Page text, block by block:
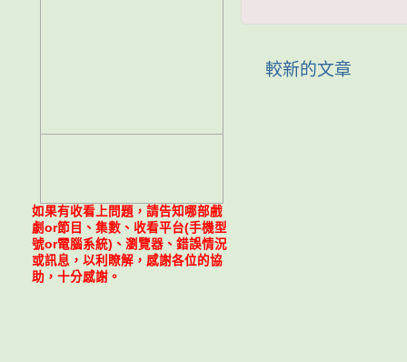
較新的文章
如果有收看上問題，請告知哪部戲
劇or節目、集數、收看平台(手機型
號or電腦系統)、瀏覽器、錯誤情況
或訊息，以利瞭解，感謝各位的協
助，十分感謝。